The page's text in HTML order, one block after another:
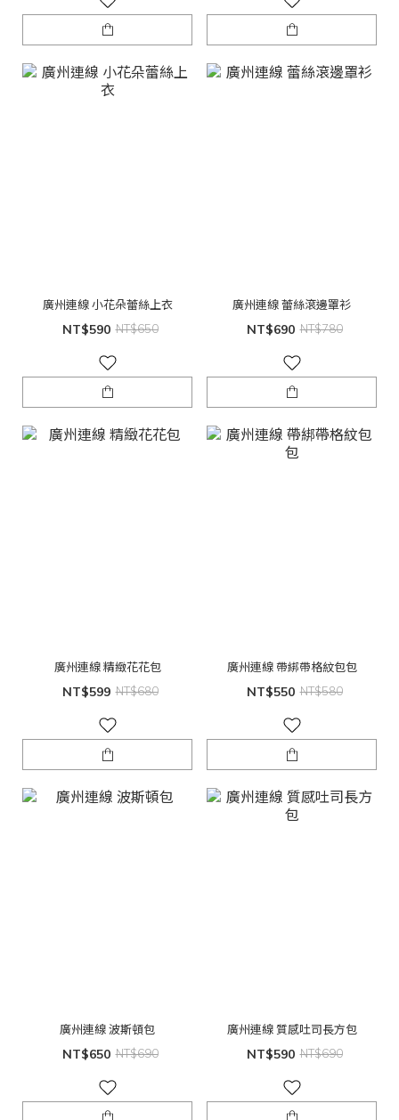
廣州連線 小花朵蕾絲上衣
NT$590 NT$650
廣州連線 蕾絲滾邊罩衫
NT$690 NT$780
廣州連線 精緻花花包
NT$599 NT$680
廣州連線 帶綁帶格紋包包
NT$550 NT$580
廣州連線 波斯頓包
NT$650 NT$690
廣州連線 質感吐司長方包
NT$590 NT$690